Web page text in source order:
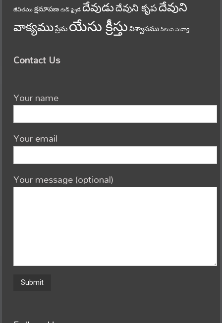
జీవితము క్షమాపణ గుడ్ ఫ్రైడే దేవుడుదేవుని కృపదేవుని
వాక్యముప్రేమ యేసు క్రీస్తు విశ్వాసము సిలువ సువార్త
Contact Us
Your name
Your email
Your message (optional)